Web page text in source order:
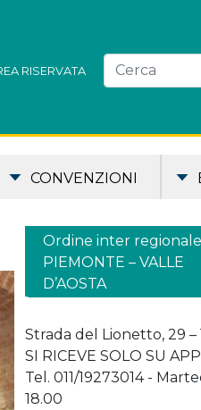
RISERVATA
CONVENZIONI
Ordine inter regionale
PIEMONTE – VALLE
D’AOSTA
Strada del Lionetto, 29 –
SI RICEVE SOLO SU
Tel. 011/19273014 -
18.00